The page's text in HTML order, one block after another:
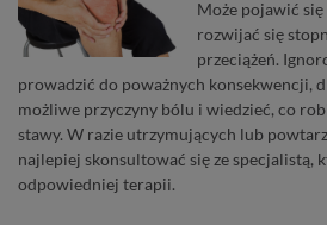
Może pojawić
rozwijać się
przeciążeń.
prowadzić do poważnych konsekwencji,
możliwe przyczyny bólu i wiedzieć, co
stawy. W razie utrzymujących lub
najlepiej skonsultować się ze specjalistą,
odpowiedniej terapii.